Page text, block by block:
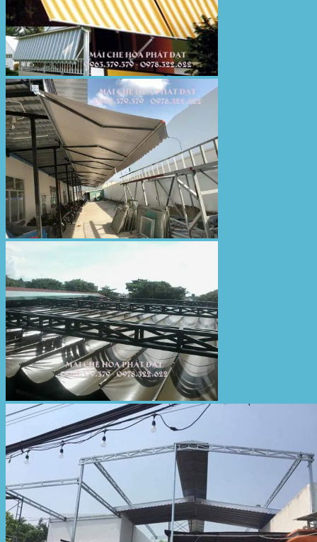
Tìm
kiếm: